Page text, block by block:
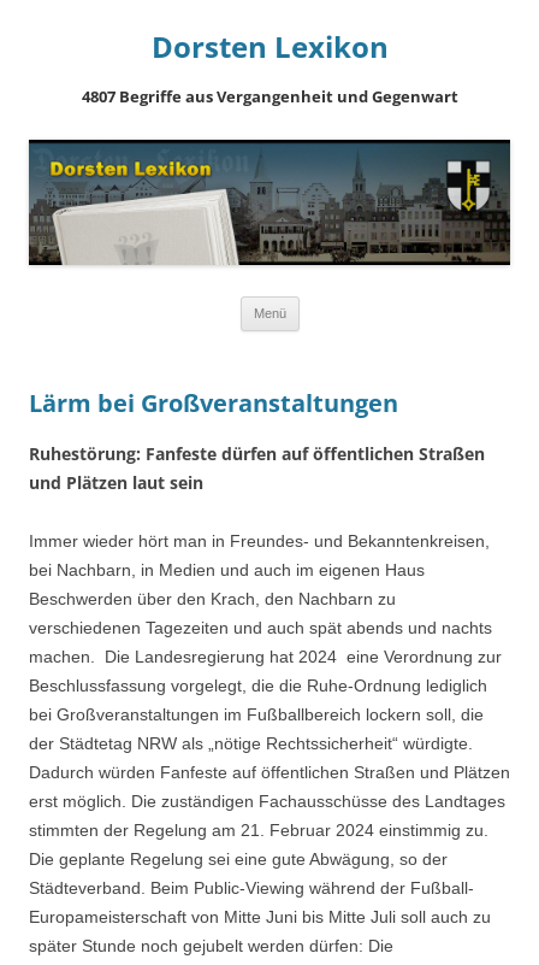
Dorsten Lexikon
4807 Begriffe aus Vergangenheit und Gegenwart
Menü
Lärm bei Großveranstaltungen
Ruhestörung: Fanfeste dürfen auf öffentlichen Straßen
und Plätzen laut sein
Immer wieder hört man in Freundes- und Bekanntenkreisen,
bei Nachbarn, in Medien und auch im eigenen Haus
Beschwerden über den Krach, den Nachbarn zu
verschiedenen Tagezeiten und auch spät abends und nachts
machen. Die Landesregierung hat 2024 eine Verordnung zur
Beschlussfassung vorgelegt, die die Ruhe-Ordnung lediglich
bei Großveranstaltungen im Fußballbereich lockern soll, die
der Städtetag NRW als „nötige Rechtssicherheit“ würdigte.
Dadurch würden Fanfeste auf öffentlichen Straßen und Plätzen
erst möglich. Die zuständigen Fachausschüsse des Landtages
stimmten der Regelung am 21. Februar 2024 einstimmig zu.
Die geplante Regelung sei eine gute Abwägung, so der
Städteverband. Beim Public-Viewing während der Fußball-
Europameisterschaft von Mitte Juni bis Mitte Juli soll auch zu
später Stunde noch gejubelt werden dürfen: Die